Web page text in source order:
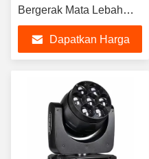
Bergerak Mata Lebah
Super Terang
Dapatkan Harga